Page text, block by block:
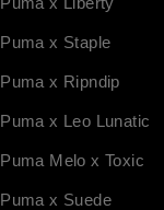
Puma x Staple
Puma x Ripndip
Puma x Leo Lunatic
Puma Melo x Toxic
Puma x Suede